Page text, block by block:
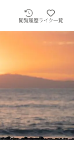
閲覧履歴ライク一覧